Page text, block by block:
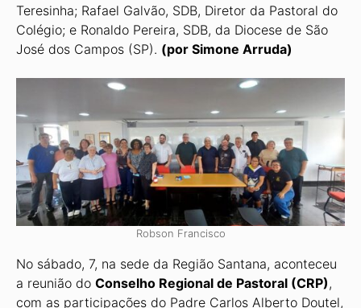
Teresinha; Rafael Galvão, SDB, Diretor da Pastoral do
Colégio; e Ronaldo Pereira, SDB, da Diocese de São
José dos Campos (SP). (por Simone Arruda)
Robson Francisco
No sábado, 7, na sede da Região Santana, aconteceu
a reunião do Conselho Regional de Pastoral (CRP),
com as participações do Padre Carlos Alberto Doutel,